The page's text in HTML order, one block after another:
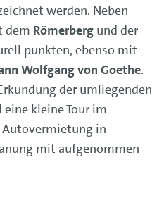
werden. Neben
dem Römerberg und der
punkten, ebenso mit
Wolfgang von Goethe.
der umliegenden
kleine Tour im
Autovermietung in
mit aufgenommen